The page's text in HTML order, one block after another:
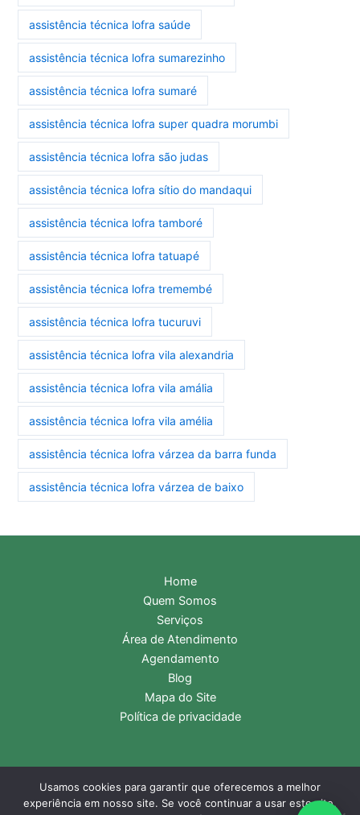
assistência técnica lofra saúde
assistência técnica lofra sumarezinho
assistência técnica lofra sumaré
assistência técnica lofra super quadra morumbi
assistência técnica lofra são judas
assistência técnica lofra sítio do mandaqui
assistência técnica lofra tamboré
assistência técnica lofra tatuapé
assistência técnica lofra tremembé
assistência técnica lofra tucuruvi
assistência técnica lofra vila alexandria
assistência técnica lofra vila amália
assistência técnica lofra vila amélia
assistência técnica lofra várzea da barra funda
assistência técnica lofra várzea de baixo
Home
Quem Somos
Serviços
Área de Atendimento
Agendamento
Blog
Mapa do Site
Política de privacidade
Copyright © 2026 Assistência Técnica Lofra | Central de
Usamos cookies para garantir que oferecemos a melhor
experiência em nosso site. Se você continuar a usar este site,